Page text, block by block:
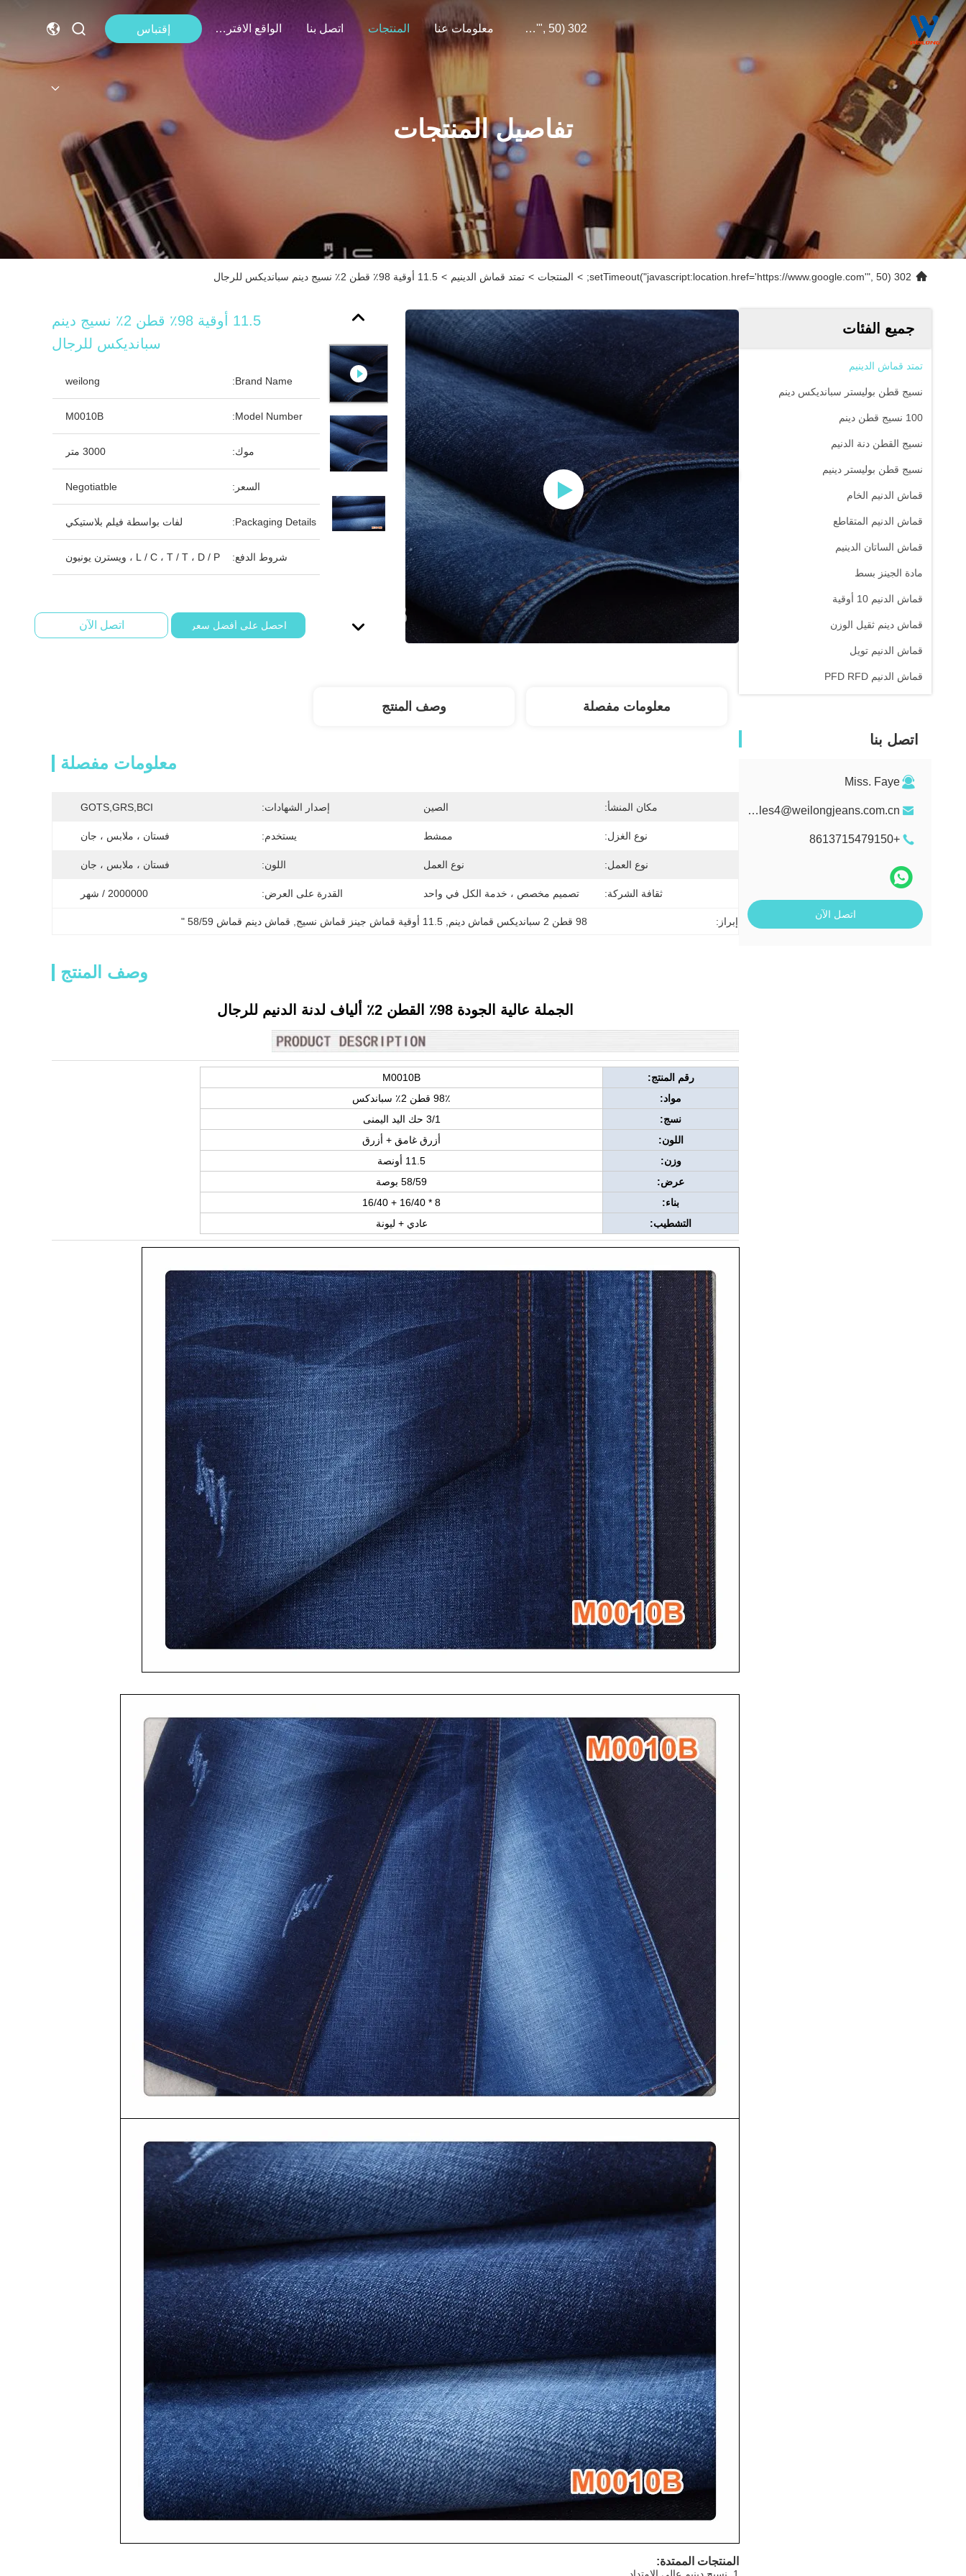
302 SetTimeout("javascript:location.href='https://www.google.com'", 50); معلومات عنا المنتجات اتصل بنا الواقع الافتراضي إقتباس
تفاصيل المنتجات
302 setTimeout("javascript:location.href='https://www.google.com'", 50);
> المنتجات > تمتد قماش الدينيم > 11.5 أوقية 98٪ قطن 2٪ نسيج دينم سبانديكس للرجال
جميع الفئات
تمتد قماش الدينيم
نسيج قطن بوليستر سبانديكس دينم
100 نسيج قطن دينم
نسيج القطن دنة الدنيم
نسيج قطن بوليستر دينيم
قماش الدنيم الخام
قماش الدنيم المتقاطع
قماش الساتان الدينيم
مادة الجينز بسط
قماش الدنيم 10 أوقية
قماش دينم ثقيل الوزن
قماش الدنيم تويل
قماش الدنيم PFD RFD
اتصل بنا
Miss. Faye
sales4@weilongjeans.com.cn
+8613715479150
اتصل الآن
11.5 أوقية 98٪ قطن 2٪ نسيج دينم
سبانديكس للرجال
Brand Name:
weilong
Model Number:
M0010B
موك: 3000 متر
السعر: Negotiatble
Packaging Details: لفات بواسطة فيلم بلاستيكي
شروط الدفع: L / C ، T / T ، D / P ، ويسترن يونيون
احصل على أفضل سعر اتصل الآن
معلومات مفصلة وصف المنتج
معلومات مفصلة
مكان المنشأ: الصين إصدار الشهادات: GOTS,GRS,BCI
نوع الغزل: ممشط يستخدم: فستان ، ملابس ، جان
نوع العمل: نوع العمل اللون: فستان ، ملابس ، جان
ثقافة الشركة: تصميم مخصص ، خدمة الكل في واحد القدرة على العرض: 2000000 / شهر
إبراز: 98 قطن 2 سبانديكس قماش دينم , 11.5 أوقية قماش جينز قماش نسيج قماش دينم قماش 58/59 "
وصف المنتج
الجملة عالية الجودة 98٪ القطن 2٪ ألياف لدنة الدنيم للرجال
رقم المنتج:
M0010B
مواد:
98٪ قطن 2٪ سباندكس
نسج:
3/1 حك اليد اليمنى
اللون:
أزرق غامق + أزرق
وزن:
11.5 أونصة
عرض:
58/59 بوصة
بناء:
8 * 16/40 + 16/40
التشطيب:
عادي + ليونة
المنتجات الممتدة:
1. نسيج دينيم عالي الإمتداد